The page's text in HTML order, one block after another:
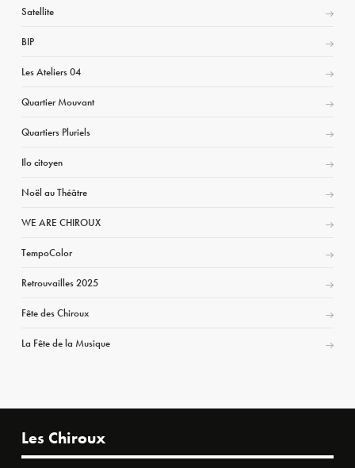
Satellite
BIP
Les Ateliers 04
Quartier Mouvant
Quartiers Pluriels
Ilo citoyen
Noël au Théâtre
WE ARE CHIROUX
TempoColor
Retrouvailles 2025
Fête des Chiroux
La Fête de la Musique
Les Chiroux